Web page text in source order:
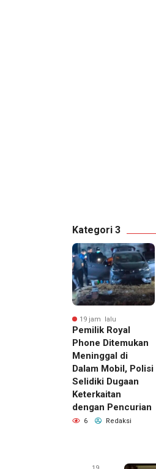
Kategori 3
19 jam lalu
Pemilik Royal
Phone Ditemukan
Meninggal di
Dalam Mobil, Polisi
Selidiki Dugaan
Keterkaitan
dengan Pencurian
6 Redaksi